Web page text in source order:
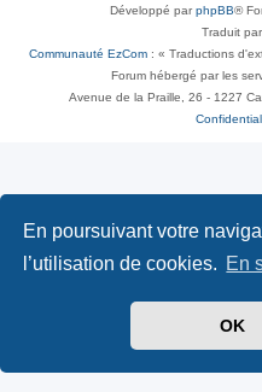
En poursuivant votre
l’utilisation de cookies. En
OK
Développé parphpBB®
Traduit par
Communauté EzCom : « Traductions
Forum hébergé par les
Avenue de la Praille, 26 - 1227